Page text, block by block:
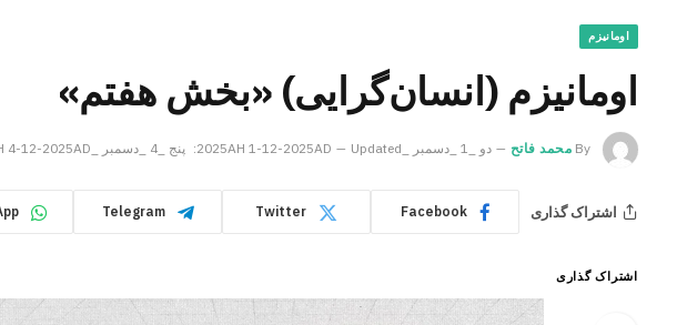
اومانیزم
اومانیزم (انسان‌گرایی) «بخش هفتم»
By محمد فاتح دو _1 _دسمبر _2025AH 1-12-2025AD Updated: پنج _4 _دسمبر _2025AH 4-12-2025AD
اشتراک گذاری Facebook
Twitter
Telegram
اشتراک گذاری